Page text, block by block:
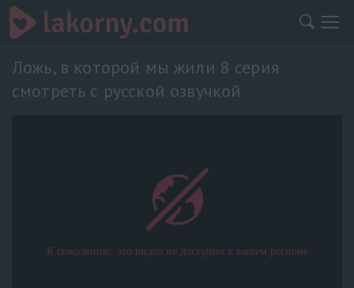
Ложь, в которой мы жили 8 серия
смотреть с русской озвучкой